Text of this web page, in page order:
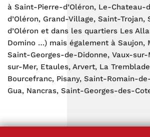
à Saint-Pierre-d’Oléron, Le-Chateau-
d’Oléron, Grand-Village, Saint-Trojan,
d’Oléron et dans les quartiers Les
Domino …) mais également à Saujon,
Saint-Georges-de-Didonne, Vaux-
sur-Mer, Etaules, Arvert, La
Bourcefranc, Pisany, Saint-Romain-
Gua, Nancras, Saint-Georges-des-